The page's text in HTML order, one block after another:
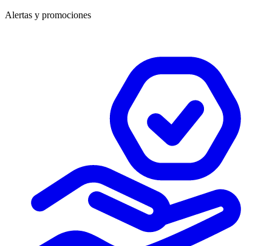
Alertas y promociones